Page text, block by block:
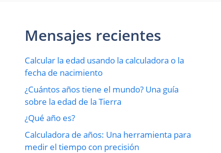
Mensajes recientes
Calcular la edad usando la calculadora o la
fecha de nacimiento
¿Cuántos años tiene el mundo? Una guía
sobre la edad de la Tierra
¿Qué año es?
Calculadora de años: Una herramienta para
medir el tiempo con precisión